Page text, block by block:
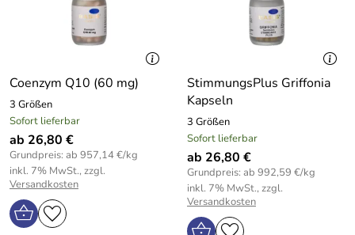
Coenzym Q10 (60 mg)
3 Größen
Sofort lieferbar
ab 26,80 €
Grundpreis: ab 957,14 €/kg
inkl. 7% MwSt., zzgl.
Versandkosten
StimmungsPlus Griffonia
Kapseln
3 Größen
Sofort lieferbar
ab 26,80 €
Grundpreis: ab 992,59 €/kg
inkl. 7% MwSt., zzgl.
Versandkosten